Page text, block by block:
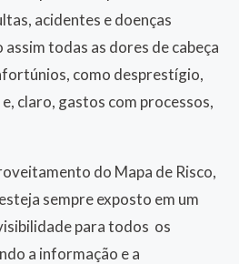
acidentes e doenças
todas as dores de cabeça
como desprestígio,
claro, gastos com processos,
do Mapa de Risco,
sempre exposto em um
para todos os
a informação e a